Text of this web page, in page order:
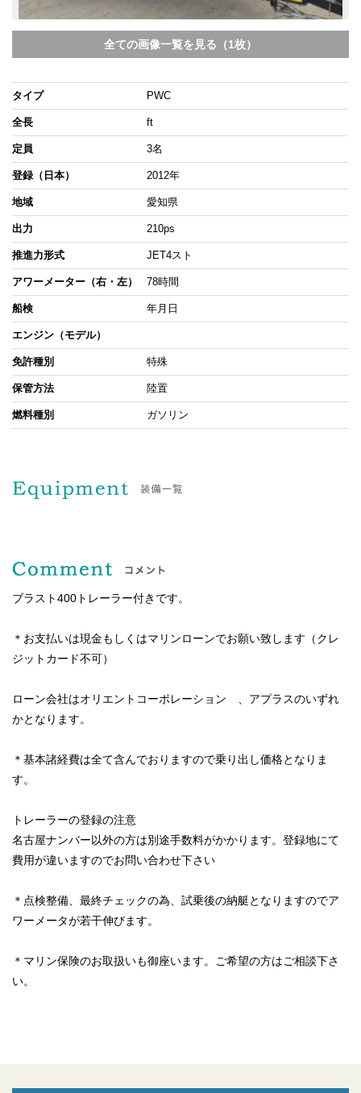
全ての画像一覧を見る（1枚）
タイプ PWC
全長 ft
定員 3名
登録（日本） 2012年
地域 愛知県
出力 210ps
推進力形式 JET4スト
アワーメーター（右・左） 78時間
船検 年月日
エンジン（モデル）
免許種別 特殊
保管方法 陸置
燃料種別 ガソリン
ブラスト400トレーラー付きです。
＊お支払いは現金もしくはマリンローンでお願い致します（クレ
ジットカード不可）
ローン会社はオリエントコーポレーション 、アプラスのいずれ
かとなります。
＊基本諸経費は全て含んでおりますので乗り出し価格となりま
す。
トレーラーの登録の注意
名古屋ナンバー以外の方は別途手数料がかかります。登録地にて
費用が違いますのでお問い合わせ下さい
＊点検整備、最終チェックの為、試乗後の納艇となりますのでア
ワーメータが若干伸びます。
＊マリン保険のお取扱いも御座います。ご希望の方はご相談下さ
い。